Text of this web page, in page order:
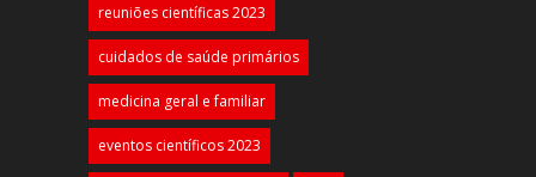
reuniões científicas 2023
cuidados de saúde primários
medicina geral e familiar
eventos científicos 2023